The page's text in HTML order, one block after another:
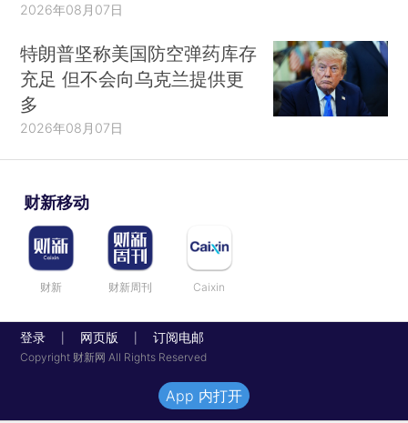
2026年08月07日
特朗普坚称美国防空弹药库存
充足 但不会向乌克兰提供更
多
2026年08月07日
财新移动
财新 财新周刊 Caixin
登录 网页版 订阅电邮
Copyright 财新网 All Rights Reserved
App 内打开